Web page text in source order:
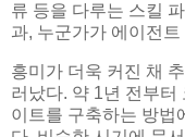
류 등을 다루는 스킬
과, 누군가가 에이전
흥미가 더욱 커진 채
러났다. 약 1년 전부
이트를 구축하는 방법